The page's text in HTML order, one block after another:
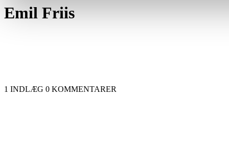
Emil Friis
1 INDLÆG 0 KOMMENTARER